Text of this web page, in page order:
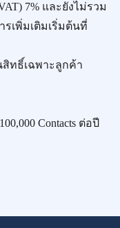
7% และยังไม่รวม
เพิ่มเติมเริ่มต้นที่
สิทธิ์เฉพาะลูกค้า
Contacts ต่อปี